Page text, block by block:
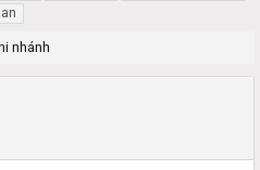
nhánh